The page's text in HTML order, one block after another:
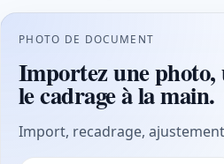
PHOTO DE DOCUMENT
Importez une photo,
le cadrage à la main.
Import, recadrage,